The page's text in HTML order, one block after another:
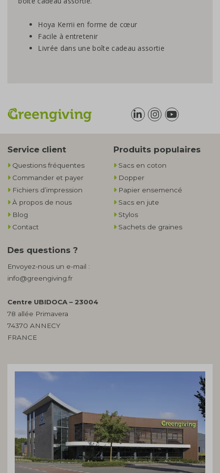
Hoya Kerrii en forme de cœur
Facile à entretenir
Livrée dans une boîte cadeau assortie
Service client
Questions fréquentes
Commander et payer
Fichiers d’impression
À propos de nous
Blog
Contact
Produits populaires
Sacs en coton
Dopper
Papier ensemencé
Sacs en jute
Stylos
Sachets de graines
Des questions ?
Envoyez-nous un e-mail :
info@greengiving.fr
Centre UBIDOCA – 23004
78 allée Primavera
74370 ANNECY
FRANCE